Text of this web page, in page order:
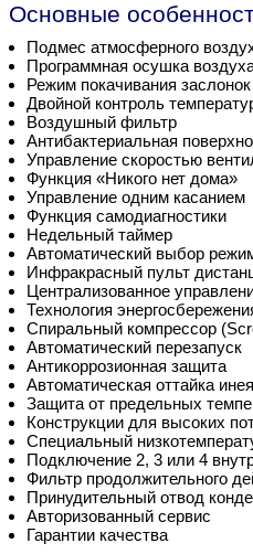
Основные
Подмес атмосферного
Программная осушка
Режим покачивания заслонок
Двойной контроль
Воздушный фильтр
Антибактериальная
Управление скоростью
Функция «Никого нет дома»
Управление одним касанием
Функция самодиагностики
Недельный таймер
Автоматический выбор
Инфракрасный пульт
Централизованное
Технология
Спиральный компрессор
Автоматический перезапуск
Антикоррозионная защита
Автоматическая оттайка инея
Защита от предельных
Конструкции для высоких
Специальный
Подключение 2, 3 или 4
Фильтр продолжительного
Принудительный отвод
Авторизованный сервис
Гарантии качества